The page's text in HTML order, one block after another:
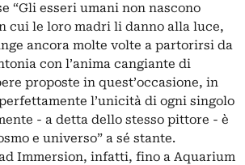
“Gli esseri umani non nascono
cui le loro madri li danno alla luce,
ancora molte volte a partorirsi da
con l’anima cangiante di
proposte in quest’occasione, in
l’unicità di ogni singolo
- a detta dello stesso pittore - è
e universo” a sé stante.
Immersion, infatti, fino a Aquarium